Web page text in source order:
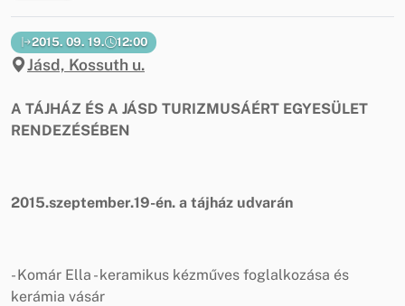
2015. 09. 19. 12:00
Jásd, Kossuth u.
A TÁJHÁZ ÉS A JÁSD TURIZMUSÁÉRT EGYESÜLET
RENDEZÉSÉBEN
2015.szeptember.19-én. a tájház udvarán
- Komár Ella - keramikus kézműves foglalkozása és
kerámia vásár